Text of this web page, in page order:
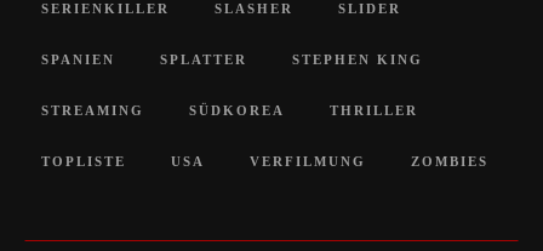
SERIENKILLER SLASHER SLIDER
SPANIEN SPLATTER STEPHEN KING
STREAMING SÜDKOREA THRILLER
TOPLISTE USA VERFILMUNG ZOMBIES